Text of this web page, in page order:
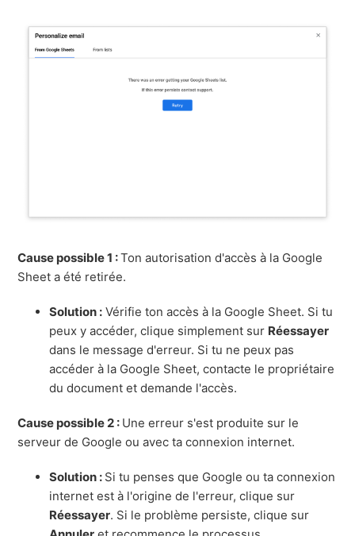
Cause possible 1 :Ton autorisation d'accès à la Google
Sheet a été retirée.
Solution : Vérifie ton accès à la Google Sheet. Si tu
peux y accéder, clique simplement sur Réessayer
dans le message d'erreur. Si tu ne peux pas
accéder à la Google Sheet, contacte le propriétaire
du document et demande l'accès.
Cause possible 2 : Une erreur s'est produite sur le
serveur de Google ou avec ta connexion internet.
Solution : Si tu penses que Google ou ta connexion
internet est à l'origine de l'erreur, clique sur
Réessayer. Si le problème persiste, clique sur